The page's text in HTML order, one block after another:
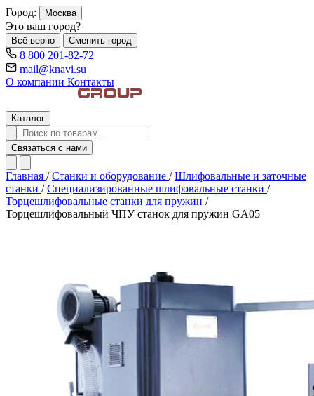
Город: Москва
Это ваш город?
Всё верно Сменить город
8 800 201-82-72
mail@knavi.su
О компании Контакты
Каталог
Связаться с нами
Главная / Станки и оборудование / Шлифовальные и заточные
станки / Специализированные шлифовальные станки /
Торцешлифовальные станки для пружин /
Торцешлифовальный ЧПУ станок для пружин GA05